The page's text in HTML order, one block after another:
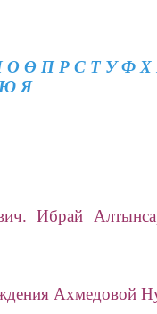
О Ө П Р С Т У Ф Х
Ю Я
Ибрай
Ахмедовой